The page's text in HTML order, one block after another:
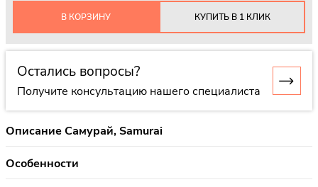
В КОРЗИНУ КУПИТЬ В 1 КЛИК
Остались вопросы?
Получите консультацию нашего специалиста
Описание Самурай, Samurai
Особенности